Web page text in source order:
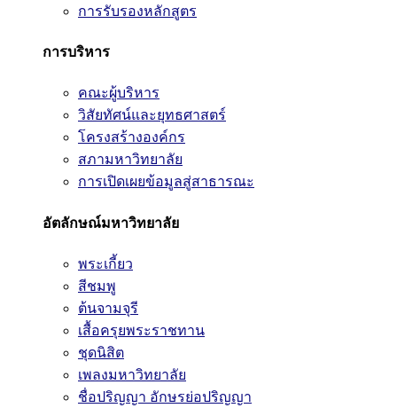
การรับรองหลักสูตร
การบริหาร
คณะผู้บริหาร
วิสัยทัศน์และยุทธศาสตร์
โครงสร้างองค์กร
สภามหาวิทยาลัย
การเปิดเผยข้อมูลสู่สาธารณะ
อัตลักษณ์มหาวิทยาลัย
พระเกี้ยว
สีชมพู
ต้นจามจุรี
เสื้อครุยพระราชทาน
ชุดนิสิต
เพลงมหาวิทยาลัย
ชื่อปริญญา อักษรย่อปริญญา